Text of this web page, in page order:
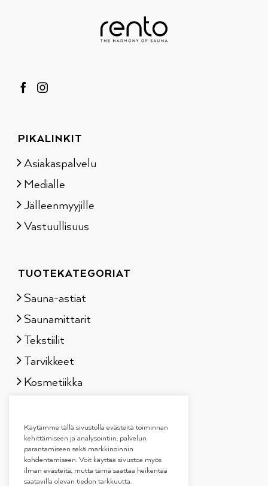
PIKALINKIT
Asiakaspalvelu
Medialle
Jälleenmyyjille
Vastuullisuus
TUOTEKATEGORIAT
Sauna-astiat
Saunamittarit
Tekstiilit
Tarvikkeet
Kosmetiikka
Lahjapakkaukset
Käytämme tällä sivustolla evästeitä toiminnan
kehittämiseen ja analysointiin, palvelun
parantamiseen sekä markkinoinnin
kohdentamiseen. Voit käyttää sivustoa myös
ilman evästeitä, mutta tämä saattaa heikentää
saatavilla olevan tiedon tarkkuutta.